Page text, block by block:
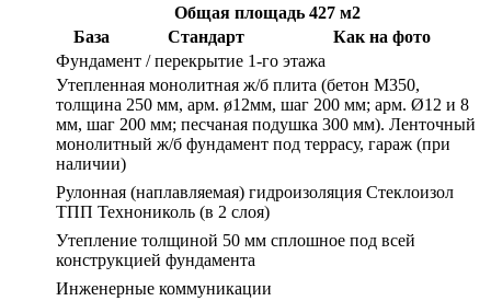
Общая площадь 427 м2
База
Стандарт
Как на фото
Фундамент / перекрытие 1-го этажа
Утепленная монолитная ж/б плита (бетон М350,
толщина 250 мм, арм. ø12мм, шаг 200 мм; арм. Ø12 и 8
мм, шаг 200 мм; песчаная подушка 300 мм). Ленточный
монолитный ж/б фундамент под террасу, гараж (при
наличии)
Рулонная (наплавляемая) гидроизоляция Стеклоизол
ТПП Технониколь (в 2 слоя)
Утепление толщиной 50 мм сплошное под всей
конструкцией фундамента
Инженерные коммуникации